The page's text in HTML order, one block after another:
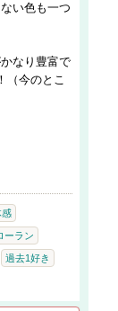
い色も一つ
なり豊富で
（今のとこ
感
ーラン
過去1好き